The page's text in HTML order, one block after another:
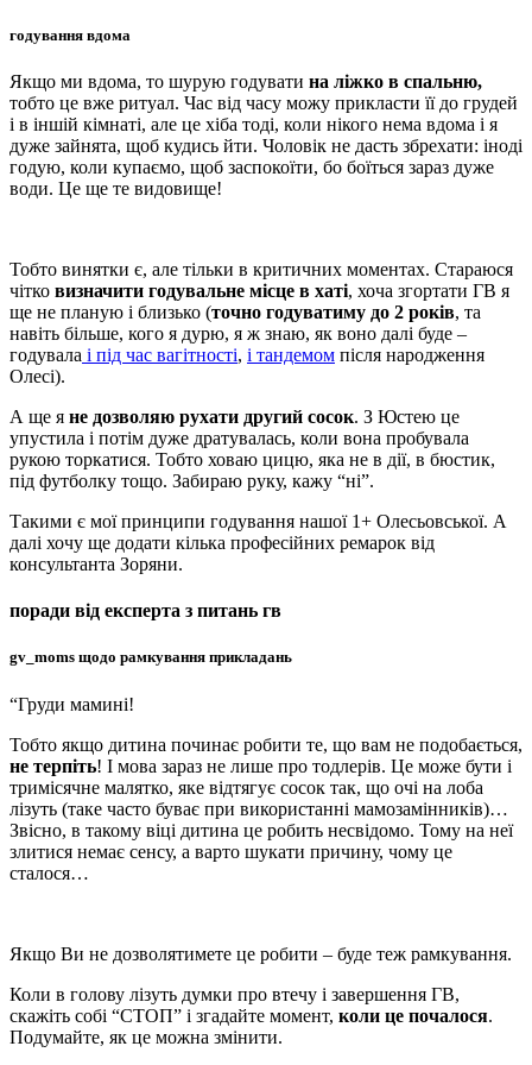
годування вдома
Якщо ми вдома, то шурую годувати на ліжко в спальню,
тобто це вже ритуал. Час від часу можу прикласти її до грудей
і в іншій кімнаті, але це хіба тоді, коли нікого нема вдома і я
дуже зайнята, щоб кудись йти. Чоловік не дасть збрехати: іноді
годую, коли купаємо, щоб заспокоїти, бо боїться зараз дуже
води. Це ще те видовище!
Тобто винятки є, але тільки в критичних моментах. Стараюся
чітко визначити годувальне місце в хаті, хоча згортати ГВ я
ще не планую і близько (точно годуватиму до 2 років, та
навіть більше, кого я дурю, я ж знаю, як воно далі буде –
годувала і під час вагітності, і тандемом після народження
Олесі).
А ще я не дозволяю рухати другий сосок. З Юстею це
упустила і потім дуже дратувалась, коли вона пробувала
рукою торкатися. Тобто ховаю цицю, яка не в дії, в бюстик,
під футболку тощо. Забираю руку, кажу “ні”.
Такими є мої принципи годування нашої 1+ Олесьовської. А
далі хочу ще додати кілька професійних ремарок від
консультанта Зоряни.
поради від експерта з питань гв
gv_moms щодо рамкування прикладань
“Груди мамині!
Тобто якщо дитина починає робити те, що вам не подобається,
не терпіть! І мова зараз не лише про тодлерів. Це може бути і
тримісячне малятко, яке відтягує сосок так, що очі на лоба
лізуть (таке часто буває при використанні мамозамінників)…
Звісно, в такому віці дитина це робить несвідомо. Тому на неї
злитися немає сенсу, а варто шукати причину, чому це
сталося…
Якщо Ви не дозволятимете це робити – буде теж рамкування.
Коли в голову лізуть думки про втечу і завершення ГВ,
скажіть собі “СТОП” і згадайте момент, коли це почалося.
Подумайте, як це можна змінити.